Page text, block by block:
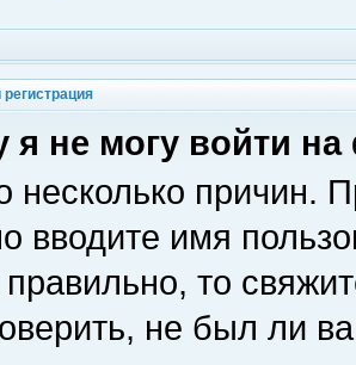
я не могу войти
несколько причин.
вводите имя
правильно, то
не был ли